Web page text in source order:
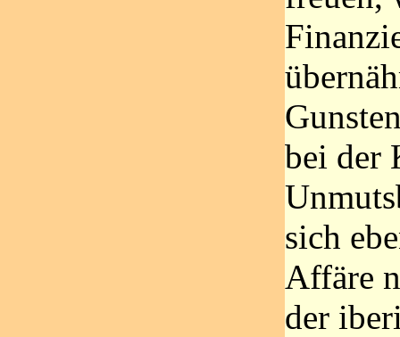
bei der
sich
Affäre
der